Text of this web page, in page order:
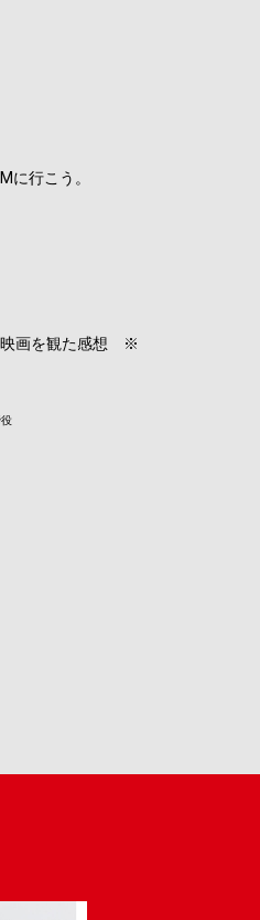
に行こう。
映画を観た感想 ※